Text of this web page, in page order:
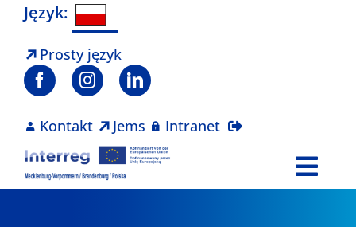
Skip
content
Język:
Prosty język
Kontakt Jems Intranet